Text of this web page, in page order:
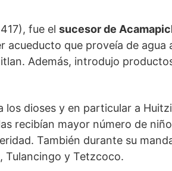
fue el sucesor de
acueducto que proveía de agua
Además, introdujo
los dioses y en particular a
recibían mayor número de
También durante su
Tulancingo y Tetzcoco.